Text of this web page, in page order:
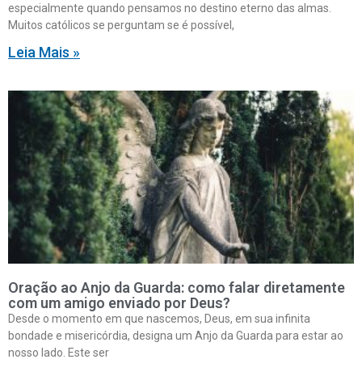
especialmente quando pensamos no destino eterno das almas.
Muitos católicos se perguntam se é possível,
Leia Mais »
Oração ao Anjo da Guarda: como falar diretamente
com um amigo enviado por Deus?
Desde o momento em que nascemos, Deus, em sua infinita
bondade e misericórdia, designa um Anjo da Guarda para estar ao
nosso lado. Este ser